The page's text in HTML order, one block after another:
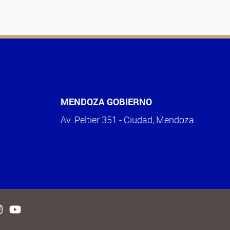
MENDOZA GOBIERNO
Av. Peltier 351 - Ciudad, Mendoza